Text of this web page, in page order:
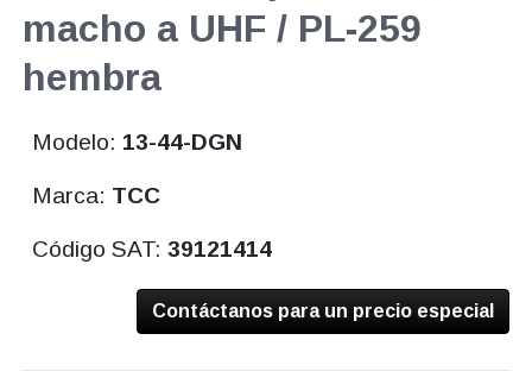
macho a UHF / PL-259
hembra
Modelo: 13-44-DGN
Marca: TCC
Código SAT:39121414
Contáctanos para un precio especial